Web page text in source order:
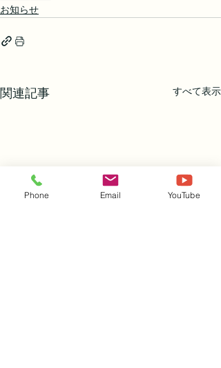
お知らせ
関連記事 すべて表示
Phone Email YouTube